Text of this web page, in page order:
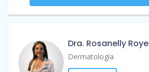
Dra. Rosanelly Roye
Dermatología